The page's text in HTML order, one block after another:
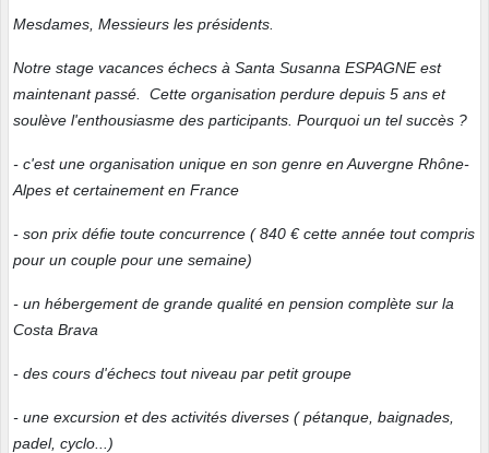
Mesdames, Messieurs les présidents.
Notre stage vacances échecs à Santa Susanna ESPAGNE est
maintenant passé. Cette organisation perdure depuis 5 ans et
soulève l'enthousiasme des participants. Pourquoi un tel succès ?
- c'est une organisation unique en son genre en Auvergne Rhône-
Alpes et certainement en France
- son prix défie toute concurrence ( 840 € cette année tout compris
pour un couple pour une semaine)
- un hébergement de grande qualité en pension complète sur la
Costa Brava
- des cours d'échecs tout niveau par petit groupe
- une excursion et des activités diverses ( pétanque, baignades,
padel, cyclo...)